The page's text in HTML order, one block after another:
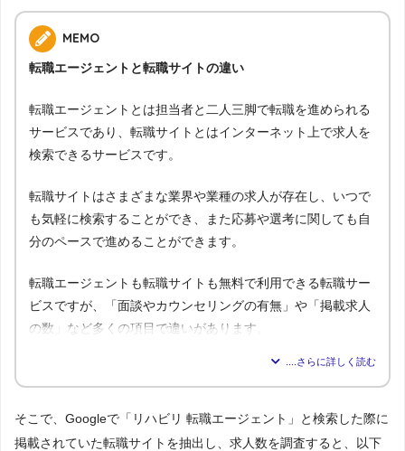
MEMO
転職エージェントと転職サイトの違い
転職エージェントとは担当者と二人三脚で転職を進められる
サービスであり、転職サイトとはインターネット上で求人を
検索できるサービスです。
転職サイトはさまざまな業界や業種の求人が存在し、いつで
も気軽に検索することができ、また応募や選考に関しても自
分のペースで進めることができます。
転職エージェントも転職サイトも無料で利用できる転職サー
ビスですが、「面談やカウンセリングの有無」や「掲載求人
の数」など多くの項目で違いがあります。
ント
1.気軽に利用できるのはどっち？
→解説1
△ ◯
そこで、Googleで「リハビリ 転職エージェント」と検索した際に
掲載されていた転職サイトを抽出し、求人数を調査すると、以下